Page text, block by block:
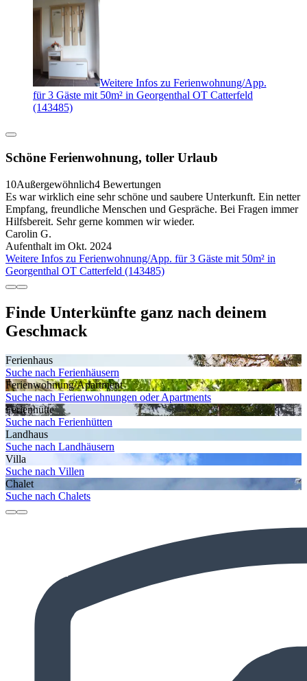
Weitere Infos zu Ferienwohnung/App.
für 3 Gäste mit 50m² in Georgenthal OT Catterfeld
(143485)
Schöne Ferienwohnung, toller Urlaub
10Außergewöhnlich4 Bewertungen
Es war wirklich eine sehr schöne und saubere Unterkunft. Ein netter
Empfang, freundliche Menschen und Gespräche. Bei Fragen immer
Hilfsbereit. Sehr gerne kommen wir wieder.
Carolin G.
Aufenthalt im Okt. 2024
Weitere Infos zu Ferienwohnung/App. für 3 Gäste mit 50m² in
Georgenthal OT Catterfeld (143485)
Finde Unterkünfte ganz nach deinem
Geschmack
Ferienhaus
Suche nach Ferienhäusern
Ferienwohnung/Apartment
Suche nach Ferienwohnungen oder Apartments
Ferienhütte
Suche nach Ferienhütten
Landhaus
Suche nach Landhäusern
Villa
Suche nach Villen
Chalet
Suche nach Chalets